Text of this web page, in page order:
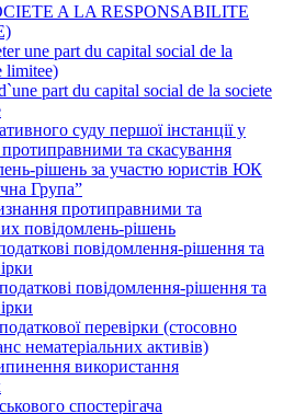
A LA RESPONSABILITE
une part du capital social de la
limitee)
part du capital social de la societe
суду першої інстанції у
та скасування
рішень за участю юристів ЮК
Група”
протиправними та
повідомлень-рішень
повідомлення-рішення та
повідомлення-рішення та
перевірки (стосовно
нематеріальних активів)
використання
спостерігача